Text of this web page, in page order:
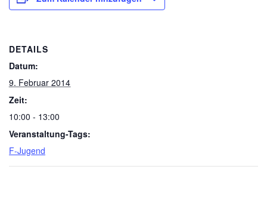
DETAILS
Datum:
9. Februar 2014
Zeit:
10:00 - 13:00
Veranstaltung-Tags:
F-Jugend